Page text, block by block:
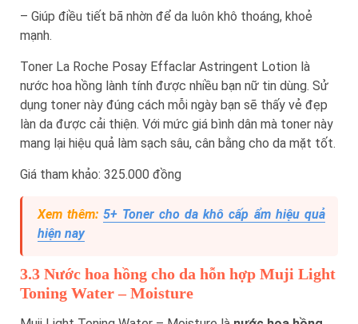
– Giúp điều tiết bã nhờn để da luôn khô thoáng, khoẻ
mạnh.
Toner La Roche Posay Effaclar Astringent Lotion là
nước hoa hồng lành tính được nhiều bạn nữ tin dùng. Sử
dụng toner này đúng cách mỗi ngày bạn sẽ thấy vẻ đẹp
làn da được cải thiện. Với mức giá bình dân mà toner này
mang lại hiệu quả làm sạch sâu, cân bằng cho da mặt tốt.
Giá tham khảo: 325.000 đồng
Xem thêm: 5+ Toner cho da khô cấp ẩm hiệu quả
hiện nay
3.3 Nước hoa hồng cho da hỗn hợp Muji Light
Toning Water – Moisture